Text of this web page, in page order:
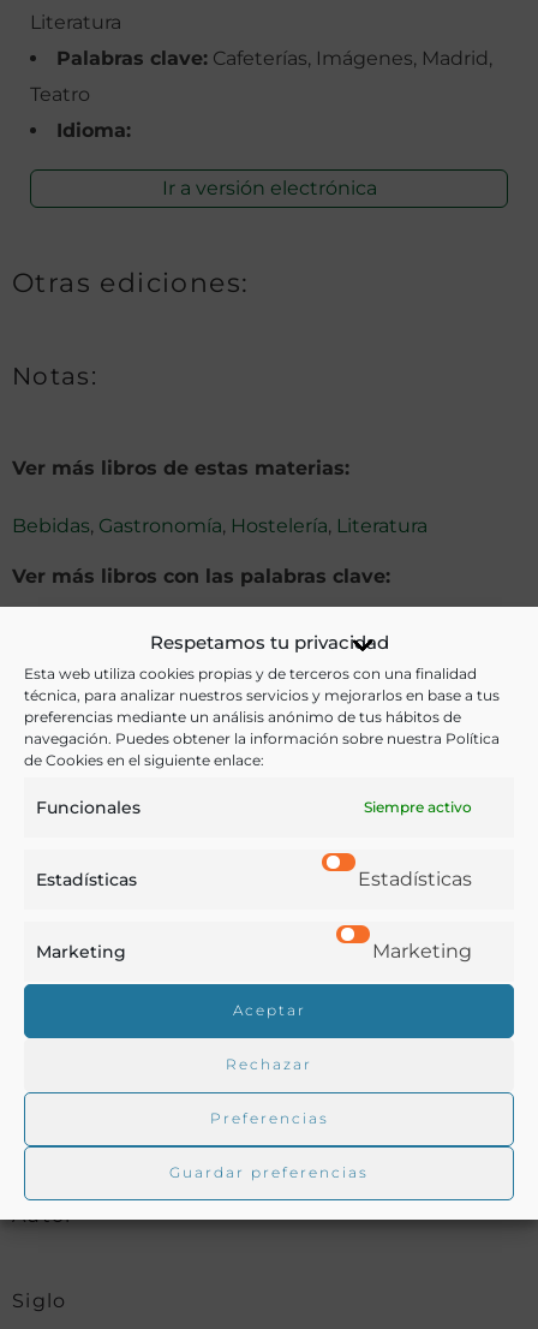
Respetamos tu privacidad
Esta web utiliza cookies propias y de terceros con una finalidad
técnica, para analizar nuestros servicios y mejorarlos en base a tus
preferencias mediante un análisis anónimo de tus hábitos de
navegación. Puedes obtener la información sobre nuestra Política
de Cookies en el siguiente enlace:
Funcionales Siempre activo
Estadísticas Estadísticas
Marketing Marketing
Aceptar
Rechazar
Preferencias
Guardar preferencias
Literatura
Palabras clave: Cafeterías, Imágenes, Madrid,
Teatro
Idioma:
Ir a versión electrónica
Otras ediciones:
Notas:
Ver más libros de estas materias:
Bebidas, Gastronomía, Hostelería, Literatura
Ver más libros con las palabras clave:
Imágenes Madrid Teatro
COMPARTIR
Buscar en la biblioteca
Biblioteca digital Duque de Ahumada
Autor
Siglo